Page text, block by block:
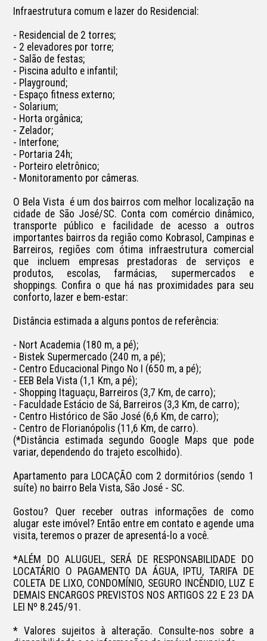
Infraestrutura comum e lazer do Residencial:
- Residencial de 2 torres;
- 2 elevadores por torre;
- Salão de festas;
- Piscina adulto e infantil;
- Playground;
- Espaço fitness externo;
- Solarium;
- Horta orgânica;
- Zelador;
- Interfone;
- Portaria 24h;
- Porteiro eletrônico;
- Monitoramento por câmeras.
O Bela Vista  é um dos bairros com melhor localização na
cidade de São José/SC. Conta com comércio dinâmico,
transporte público e facilidade de acesso a outros
importantes bairros da região como Kobrasol, Campinas e
Barreiros, regiões com ótima infraestrutura comercial
que incluem empresas prestadoras de serviços e
produtos, escolas, farmácias, supermercados e
shoppings. Confira o que há nas proximidades para seu
conforto, lazer e bem-estar:
Distância estimada a alguns pontos de referência:
- Nort Academia (180 m, a pé);
- Bistek Supermercado (240 m, a pé);
- Centro Educacional Pingo No I (650 m, a pé);
- EEB Bela Vista (1,1 Km, a pé);
- Shopping Itaguaçu, Barreiros (3,7 Km, de carro);
- Faculdade Estácio de Sá, Barreiros (3,3 Km, de carro);
- Centro Histórico de São José (6,6 Km, de carro);
- Centro de Florianópolis (11,6 Km, de carro).
(*Distância estimada segundo Google Maps que pode
variar, dependendo do trajeto escolhido).
Apartamento para LOCAÇÃO com 2 dormitórios (sendo 1
suíte) no bairro Bela Vista, São José - SC.
Gostou? Quer receber outras informações de como
alugar este imóvel? Então entre em contato e agende uma
visita, teremos o prazer de apresentá-lo a você.
*ALÉM DO ALUGUEL, SERÁ DE RESPONSABILIDADE DO
LOCATÁRIO O PAGAMENTO DA ÁGUA, IPTU, TARIFA DE
COLETA DE LIXO, CONDOMÍNIO, SEGURO INCÊNDIO, LUZ E
DEMAIS ENCARGOS PREVISTOS NOS ARTIGOS 22 E 23 DA
LEI Nº 8.245/91.
* Valores sujeitos à alteração. Consulte-nos sobre a